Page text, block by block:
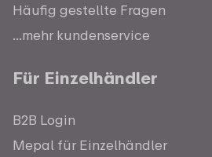
Häufig gestellte Fragen
...mehr kundenservice
Für Einzelhändler
B2B Login
Mepal für Einzelhändler